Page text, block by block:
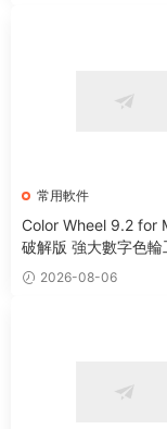
常用軟件
Color Wheel 9.2 for
破解版 強大數字色輪
2026-08-06